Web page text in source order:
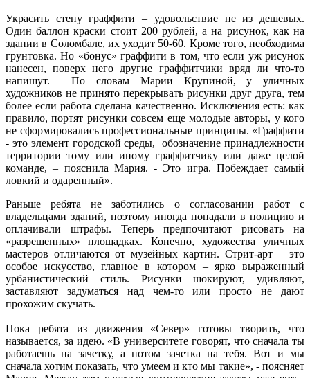
Украсить стену граффити – удовольствие не из дешевых.
Один баллон краски стоит 200 рублей, а на рисунок, как на
здании в Соломбале, их уходит 50-60. Кроме того, необходима
грунтовка. Но «бонус» граффити в том, что если уж рисунок
нанесен, поверх него другие граффитчики вряд ли что-то
напишут. По словам Марии Крупиной, у уличных
художников не принято перекрывать рисунки друг друга, тем
более если работа сделана качественно. Исключения есть: как
правило, портят рисунки совсем еще молодые авторы, у кого
не сформировались профессиональные принципы. «Граффити
- это элемент городской среды, обозначение принадлежности
территории тому или иному граффитчику или даже целой
команде, – пояснила Мария. - Это игра. Побеждает самый
ловкий и одаренный».
Раньше ребята не заботились о согласовании работ с
владельцами зданий, поэтому иногда попадали в полицию и
оплачивали штрафы. Теперь предпочитают рисовать на
«разрешенных» площадках. Конечно, художества уличных
мастеров отличаются от музейных картин. Стрит-арт – это
особое искусство, главное в котором – ярко выраженный
урбанистический стиль. Рисунки шокируют, удивляют,
заставляют задуматься над чем-то или просто не дают
прохожим скучать.
Пока ребята из движения «Север» готовы творить, что
называется, за идею. «В университете говорят, что сначала ты
работаешь на зачетку, а потом зачетка на тебя. Вот и мы
сначала хотим показать, что умеем и кто мы такие», - поясняет